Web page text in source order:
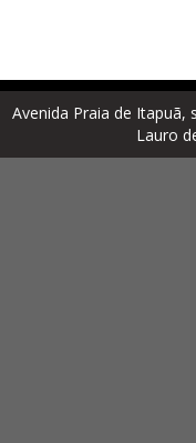
Avenida Praia de Itapuã,
Lauro